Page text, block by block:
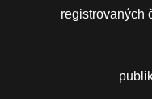
registrovaných